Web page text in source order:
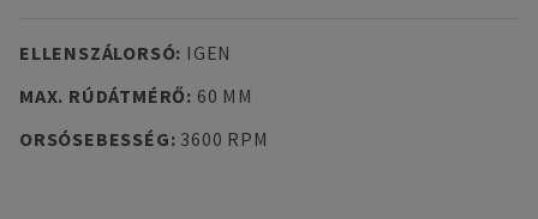
ELLENSZÁLORSÓ: IGEN
MAX. RÚDÁTMÉRŐ: 60 MM
ORSÓSEBESSÉG: 3600 RPM